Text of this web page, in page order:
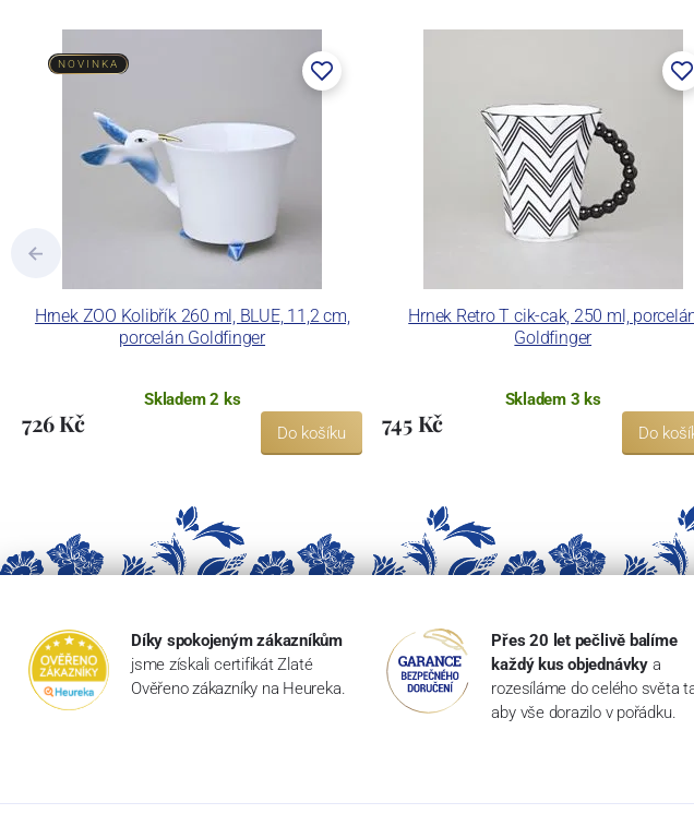
Hrnek ZOO Kolibřík 260 ml, BLUE, 11,2 cm,
porcelán Goldfinger
NOVINKA
Skladem 2 ks
726 Kč Do košíku
Hrnek Retro T cik-cak, 250 ml,
Goldfinger
Skladem 3 ks
745 Kč Do
Díky spokojeným zákazníkům
jsme získali certifikát Zlaté
Ověřeno zákazníky na Heureka.
Přes 20 let pečlivě balíme
každý kus objednávky a
rozesíláme do celého světa
aby vše dorazilo v pořádku.